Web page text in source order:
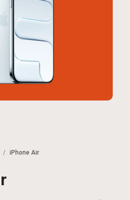
iPhone Air